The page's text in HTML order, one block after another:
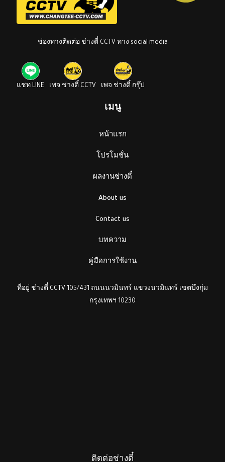
ช่องทางติดต่อ ช่างตี๋ CCTV ทาง social media
แชท LINE เพจ ช่างตี๋ CCTV เพจ ช่างตี๋ กรุ๊ป
เมนู
หน้าแรก
โปรโมชั่น
ผลงานช่างตี๋
About us
Contact us
บทความ
คู่มือการใช้งาน
ที่อยู่ ช่างตี๋ CCTV 105/431 ถนนนวมินทร์ แขวงนวมินทร์ เขตบึงกุ่ม
กรุงเทพฯ 10230
ติดต่อช่างตี๋